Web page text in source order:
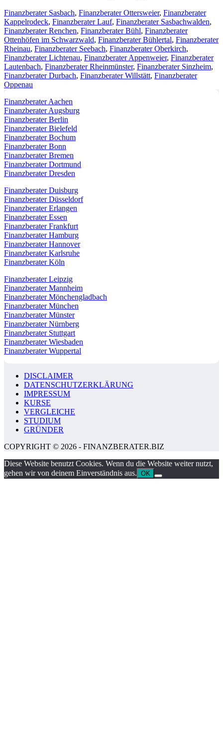
Finanzberater Sasbach, Finanzberater Ottersweier, Finanzberater
Kappelrodeck, Finanzberater Lauf, Finanzberater Sasbachwalden,
Finanzberater Renchen, Finanzberater Bühl, Finanzberater
Ottenhöfen im Schwarzwald, Finanzberater Bühlertal, Finanzberater
Rheinau, Finanzberater Seebach, Finanzberater Oberkirch,
Finanzberater Lichtenau, Finanzberater Appenweier, Finanzberater
Lautenbach, Finanzberater Rheinmünster, Finanzberater Sinzheim,
Finanzberater Durbach, Finanzberater Willstätt, Finanzberater
Oppenau
Finanzberater Aachen
Finanzberater Augsburg
Finanzberater Berlin
Finanzberater Bielefeld
Finanzberater Bochum
Finanzberater Bonn
Finanzberater Bremen
Finanzberater Dortmund
Finanzberater Dresden
Finanzberater Duisburg
Finanzberater Düsseldorf
Finanzberater Erlangen
Finanzberater Essen
Finanzberater Frankfurt
Finanzberater Hamburg
Finanzberater Hannover
Finanzberater Karlsruhe
Finanzberater Köln
Finanzberater Leipzig
Finanzberater Mannheim
Finanzberater Mönchengladbach
Finanzberater München
Finanzberater Münster
Finanzberater Nürnberg
Finanzberater Stuttgart
Finanzberater Wiesbaden
Finanzberater Wuppertal
DISCLAIMER
DATENSCHUTZERKLÄRUNG
IMPRESSUM
KURSE
VERGLEICHE
STUDIUM
GRÜNDER
COPYRIGHT © 2026 - FINANZBERATER.BIZ
Diese Website benutzt Cookies. Wenn du die Website weiter nutzt,
gehen wir von deinem Einverständnis aus. OK